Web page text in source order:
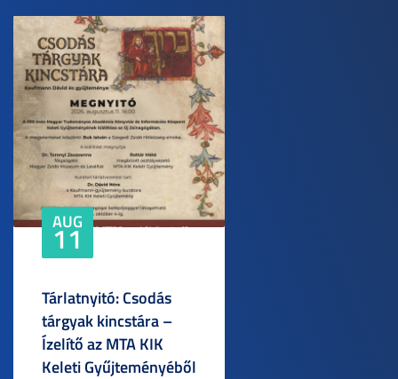
AUG
11
Tárlatnyitó: Csodás
tárgyak kincstára –
Ízelítő az MTA KIK
Keleti Gyűjteményéből